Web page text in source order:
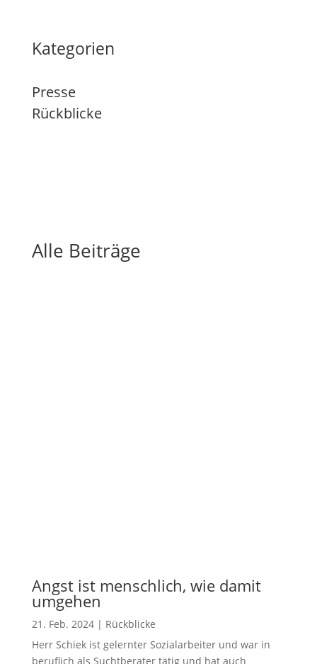
Kategorien
Presse
Rückblicke
Alle Beiträge
Angst ist menschlich, wie damit
umgehen
21. Feb. 2024| Rückblicke
Herr Schiek ist gelernter Sozialarbeiter und war in
beruflich als Suchtberater tätig und hat auch